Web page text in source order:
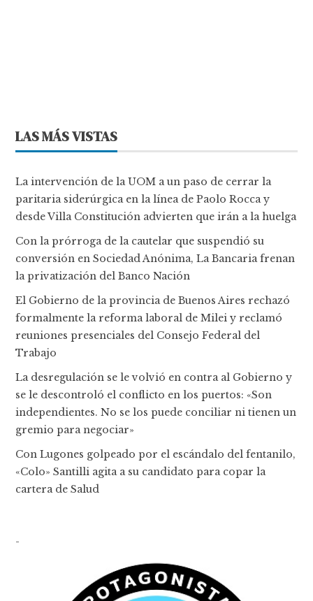
LAS MÁS VISTAS
La intervención de la UOM a un paso de cerrar la
paritaria siderúrgica en la línea de Paolo Rocca y
desde Villa Constitución advierten que irán a la huelga
Con la prórroga de la cautelar que suspendió su
conversión en Sociedad Anónima, La Bancaria frenan
la privatización del Banco Nación
El Gobierno de la provincia de Buenos Aires rechazó
formalmente la reforma laboral de Milei y reclamó
reuniones presenciales del Consejo Federal del
Trabajo
La desregulación se le volvió en contra al Gobierno y
se le descontroló el conflicto en los puertos: «Son
independientes. No se los puede conciliar ni tienen un
gremio para negociar»
Con Lugones golpeado por el escándalo del fentanilo,
«Colo» Santilli agita a su candidato para copar la
cartera de Salud
-